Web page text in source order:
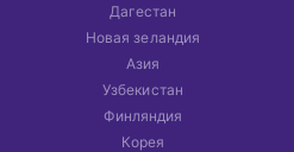
Дагестан
Новая зеландия
Азия
Узбекистан
Финляндия
Корея